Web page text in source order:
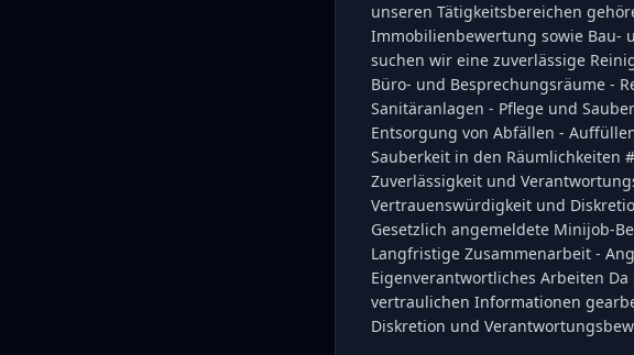
unseren Tätigkeitsbereichen
Immobilienbewertung sowie Bau-
suchen wir eine zuverlässige
Büro- und Besprechungsräume -
Sanitäranlagen - Pflege und
Entsorgung von Abfällen -
Sauberkeit in den Räumlichkeiten
Zuverlässigkeit und
Vertrauenswürdigkeit und
Gesetzlich angemeldete Minijob-
Langfristige Zusammenarbeit -
Eigenverantwortliches Arbeiten
vertraulichen Informationen
Diskretion und